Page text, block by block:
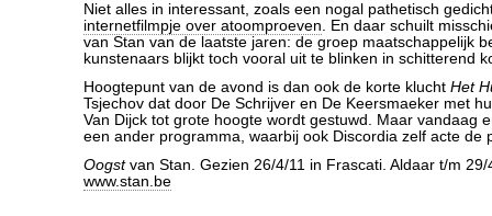
Niet alles in interessant, zoals een nogal pathetisch
internetfilmpje over atoomproeven. En daar schuilt
van Stan van de laatste jaren: de groep maatschappelijk
kunstenaars blijkt toch vooral uit te blinken in schitterend
Hoogtepunt van de avond is dan ook de korte klucht Het
Tsjechov dat door De Schrijver en De Keersmaeker met
Van Dijck tot grote hoogte wordt gestuwd. Maar vandaag
een ander programma, waarbij ook Discordia zelf acte de
Oogstvan Stan. Gezien 26/4/11 in Frascati. Aldaar t/m
www.stan.be